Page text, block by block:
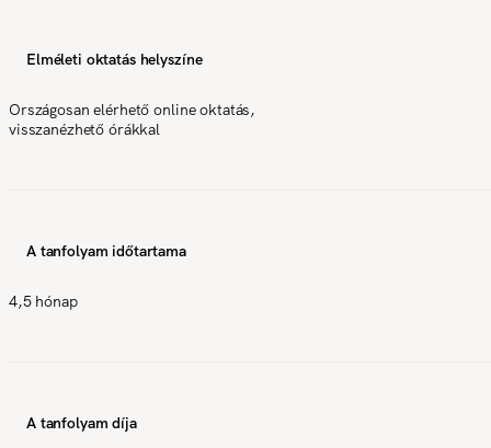
Elméleti oktatás helyszíne
Országosan elérhető online oktatás,
visszanézhető órákkal
A tanfolyam időtartama
4,5 hónap
A tanfolyam díja